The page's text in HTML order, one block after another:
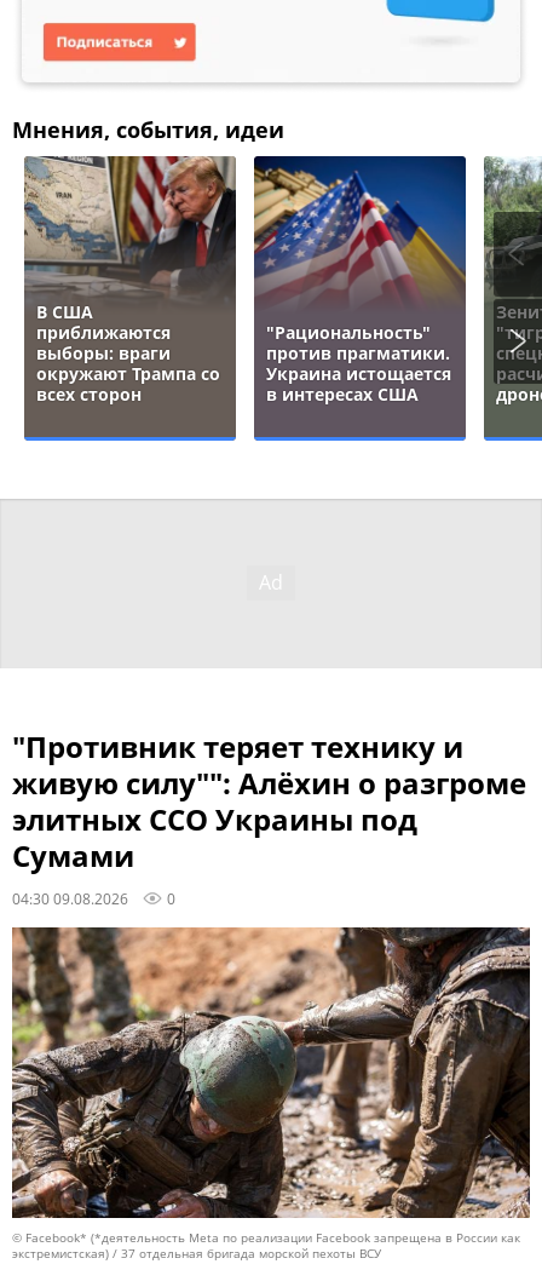
Мнения, события, идеи
В США
приближаются
выборы: враги
окружают Трампа со
всех сторон
"Рациональность"
против прагматики.
Украина истощается
в интересах США
"Противник теряет технику и
живую силу"": Алёхин о разгроме
элитных ССО Украины под
Сумами
04:30 09.08.2026 0
© Facebook* (*деятельность Meta по реализации Facebook запрещена в России как
экстремистская) / 37 отдельная бригада морской пехоты ВСУ